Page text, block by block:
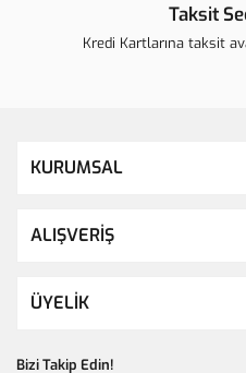
Taksit
Kredi Kartlarına taksit
KURUMSAL
ALIŞVERİŞ
ÜYELİK
Bizi Takip Edin!